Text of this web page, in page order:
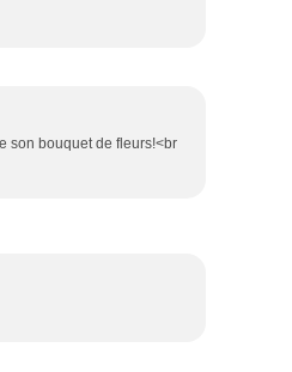
son bouquet de fleurs!<br